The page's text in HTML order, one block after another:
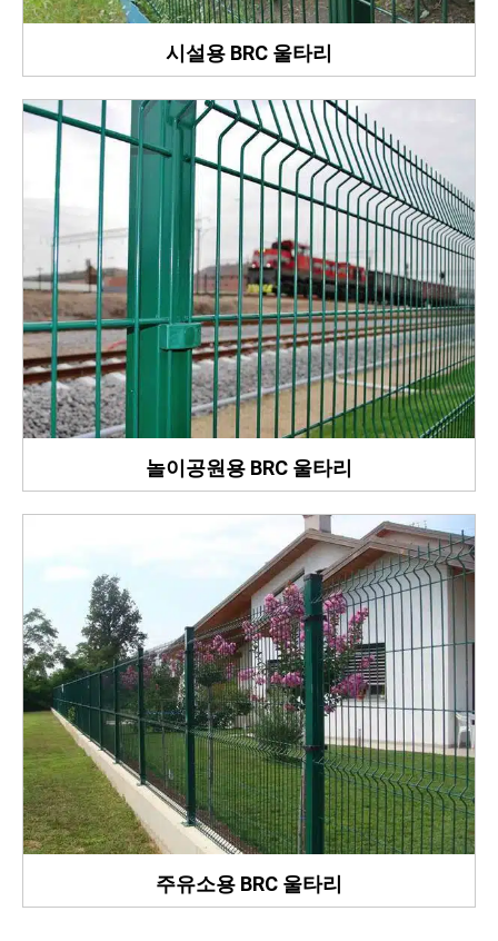
시설용 BRC 울타리
놀이공원용 BRC 울타리
주유소용 BRC 울타리